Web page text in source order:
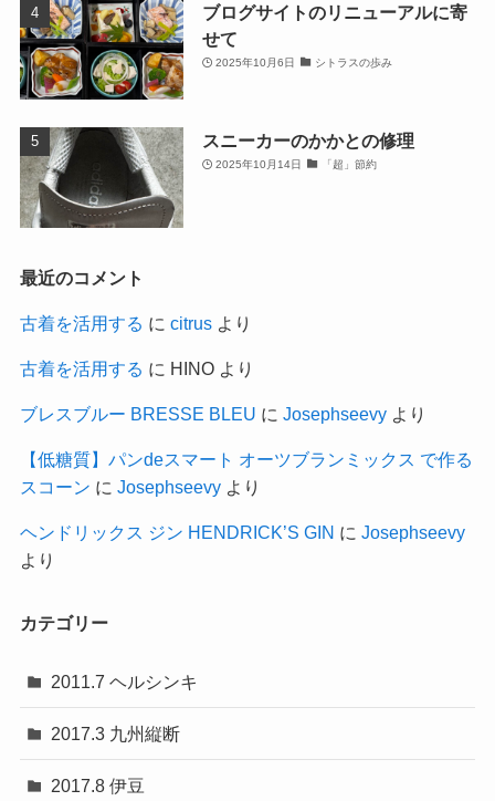
ブログサイトのリニューアルに寄
せて
2025年10月6日 シトラスの歩み
スニーカーのかかとの修理
2025年10月14日 「超」節約
最近のコメント
古着を活用する に citrusより
古着を活用する に HINOより
ブレスブルー BRESSE BLEU に Josephseevyより
【低糖質】パンdeスマート オーツブランミックス で作る
スコーン に Josephseevyより
ヘンドリックス ジン HENDRICK’S GIN に Josephseevy
より
カテゴリー
2011.7 ヘルシンキ
2017.3 九州縦断
2017.8 伊豆